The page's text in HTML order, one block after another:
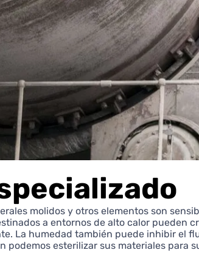
molidos y otros elementos son
a entornos de alto calor pueden
La humedad también puede inhibir el
podemos esterilizar sus materiales para